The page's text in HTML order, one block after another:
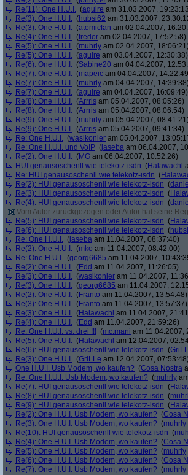
Re(11): One H.U.I. (aguire am 31.03.2007,
Re(3): One H.U.I. (hubsi62 am 31.03.2007,
Re(3): One H.U.I. (atomicfan am 02.04.2007,
Re(4): One H.U.I. (fredor am 02.04.2007, 17:52:58)
Re(5): One H.U.I. (muhrly am 02.04.2007, 18:06:21)
Re(5): One H.U.I. (aguire am 03.04.2007, 12:30:38)
Re(6): One H.U.I. (Sabine20 am 04.04.2007,
Re(7): One H.U.I. (mapeic am 04.04.2007,
Re(7): One H.U.I. (muhrly am 04.04.2007, 14:39:38)
Re(7): One H.U.I. (aguire am 04.04.2007, 16:09:49)
Re(8): One H.U.I. (Arrris am 05.04.2007, 08:05:26)
Re(8): One H.U.I. (Arrris am 05.04.2007, 08:06:54)
Re(9): One H.U.I. (muhrly am 05.04.2007, 08:41:21)
Re(9): One H.U.I. (Arrris am 05.04.2007, 09:41:34)
Re: One H.U.I. (wasikonier am 05.04.2007,
Re: One H.U.I. und VoIP (jaseba am 06.04.2007,
Re(2): One H.U.I. (MG am 06.04.2007, 10:52:26)
HUI genausoschenll wie telekotz-isdn (Halawachl
Re: HUI genausoschenll wie telekotz-isdn (
Re(2): HUI genausoschenll wie telekotz-isdn (
Re(3): HUI genausoschenll wie telekotz-isdn (
Re(4): HUI genausoschenll wie telekotz-isdn (
Vom Autor zurückgezogen oder Autor hat seine
Re(5): HUI genausoschenll wie telekotz-isdn (
Re(6): HUI genausoschenll wie telekotz-isdn (
Re: One H.U.I. (jaseba am 11.04.2007, 08:37:40)
Re(2): One H.U.I. (mko am 11.04.2007, 08:42:00)
Re: One H.U.I. (georg6685 am 11.04.2007,
Re(2): One H.U.I. (Edd am 11.04.2007, 11:26:05)
Re(3): One H.U.I. (wasikonier am 11.04.2007,
Re(3): One H.U.I. (georg6685 am 11.04.2007,
Re(2): One H.U.I. (Franto am 11.04.2007, 13:54:48)
Re(3): One H.U.I. (Franto am 11.04.2007, 13:57:37)
Re(3): One H.U.I. (Halawachl am 11.04.2007,
Re(4): One H.U.I. (Edd am 11.04.2007, 21:59:26)
Re: One H.U.I. vs. drei !!! (mc.mani am 11.04.2007,
Re(5): One H.U.I. (Halawachl am 12.04.2007,
Re(6): HUI genausoschenll wie telekotz-isdn (
Re(3): One H.U.I. (GriLLe am 12.04.2007, 07:53:48)
One H.U.I. Usb Modem, wo kaufen? (Cosa Nostra
Re: One H.U.I. Usb Modem, wo kaufen? (muhrly
Re(7): HUI genausoschenll wie telekotz-isdn (
Re(8): HUI genausoschenll wie telekotz-isdn (
Re(9): HUI genausoschenll wie telekotz-isdn (
Re(2): One H.U.I. Usb Modem, wo kaufen? (Cosa
Re(3): One H.U.I. Usb Modem, wo kaufen? (muhrly
Re(10): HUI genausoschenll wie telekotz-isdn (
Re(4): One H.U.I. Usb Modem, wo kaufen? (Cosa
Re(5): One H.U.I. Usb Modem, wo kaufen? (muhrly
Re(6): One H.U.I. Usb Modem, wo kaufen? (Cosa
Re(7): One H.U.I. Usb Modem, wo kaufen? (muhrly